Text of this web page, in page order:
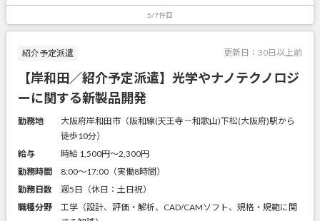
5/7件目
紹介予定派遣 更新日： 30日以上前
【岸和田／紹介予定派遣】光学やナノテクノロジ
ーに関する新製品開発
勤務地
大阪府岸和田市（阪和線(天王寺－和歌山)下松(大阪府)駅から
徒歩10分）
給与
時給 1,500円〜2,300円
勤務時間
8:00～17:00（実働8時間）
勤務日数
週5日（休日：土日祝）
職種分野
工学（設計、評価・解析、CAD/CAMソフト、規格・規範に関